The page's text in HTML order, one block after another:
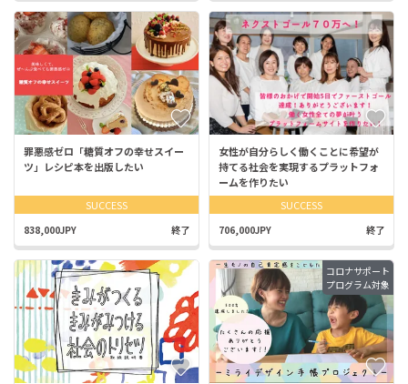
罪悪感ゼロ「糖質オフの幸せスイー
ツ」レシピ本を出版したい
SUCCESS
838,000JPY 終了
女性が自分らしく働くことに希望が
持てる社会を実現するプラットフォ
ームを作りたい
SUCCESS
706,000JPY 終了
コロナサポート
プログラム対象